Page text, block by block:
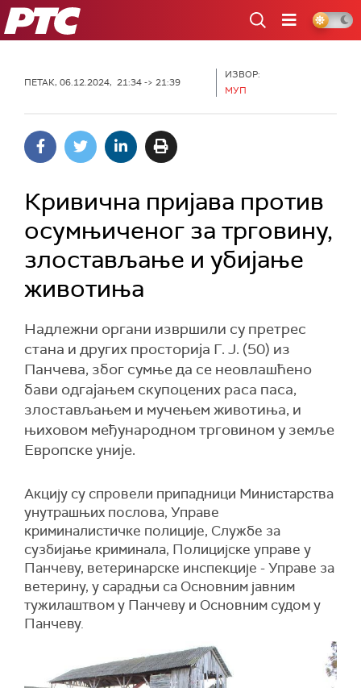
РТС
ПЕТАК, 06.12.2024, 21:34 -> 21:39
ИЗВОР:
МУП
Кривична пријава против
осумњиченог за трговину,
злостављање и убијање
животиња
Надлежни органи извршили су претрес
стана и других просторија Г. Ј. (50) из
Панчева, због сумње да се неовлашћено
бави одгајањем скупоцених раса паса,
злостављањем и мучењем животиња, и
њиховом међународном трговином у земље
Европске уније.
Акцију су спровели припадници Министарства
унутрашњих послова, Управе
криминалистичке полиције, Службе за
сузбијање криминала, Полицијске управе у
Панчеву, ветеринарске инспекције - Управе за
ветерину, у сарадњи са Основним јавним
тужилаштвом у Панчеву и Основним судом у
Панчеву.